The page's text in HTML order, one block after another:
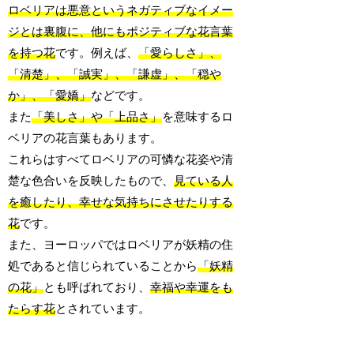
ロベリアは悪意というネガティブなイメー
ジとは裏腹に、他にもポジティブな花言葉
を持つ花です。例えば、「愛らしさ」、
「清楚」、「誠実」、「謙虚」、「穏や
か」、「愛嬌」などです。
また「美しさ」や「上品さ」を意味するロ
ベリアの花言葉もあります。
これらはすべてロベリアの可憐な花姿や清
楚な色合いを反映したもので、見ている人
を癒したり、幸せな気持ちにさせたりする
花です。
また、ヨーロッパではロベリアが妖精の住
処であると信じられていることから「妖精
の花」とも呼ばれており、幸福や幸運をも
たらす花とされています。